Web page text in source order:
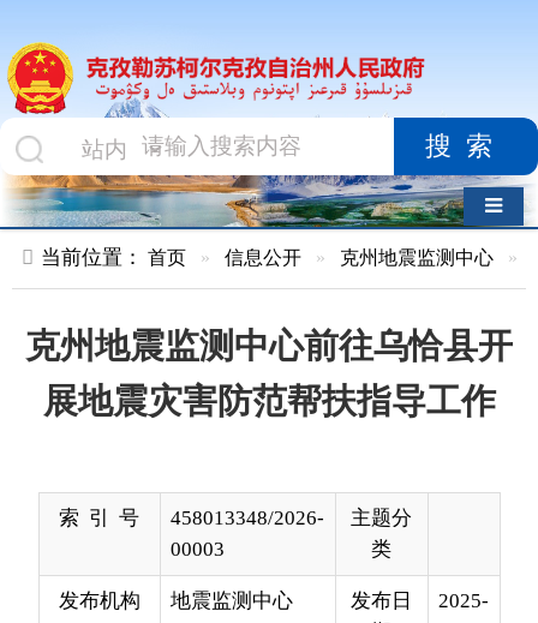
搜索
当前位置： 首页 信息公开 » 克州地震监测中心 » 行政执法 »
克州地震监测中心前往乌恰县开
展地震灾害防范帮扶指导工作
期
12-18
10:32
名 称 克州地震监测中心前往乌恰县开展